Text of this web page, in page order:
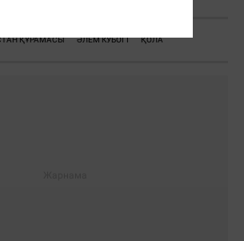
ҚҰРАМАСЫ ӘЛЕМ КУБОГІ ҚОЛА